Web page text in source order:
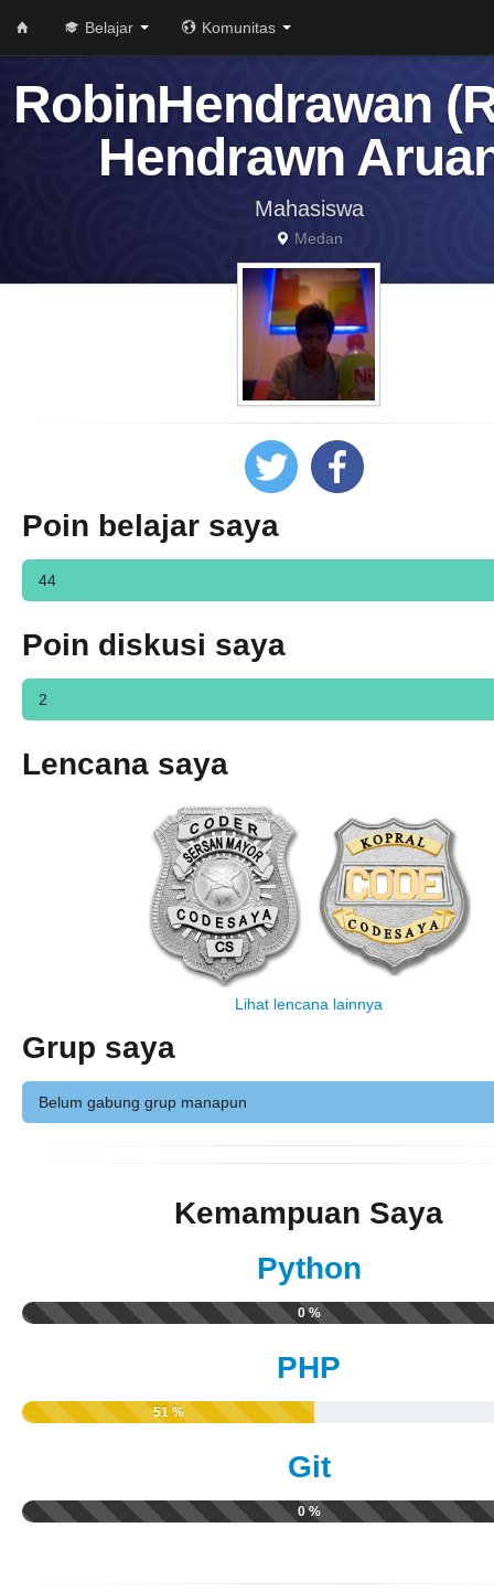
Belajar Komunitas
RobinHendrawan
Hendrawn
Mahasiswa
Medan
Poin belajar saya
44
Poin diskusi saya
2
Lencana saya
Lihat lencana lainnya
Grup saya
Belum gabung grup manapun
Kemampuan Saya
Python
0 %
PHP
51 %
Git
0 %